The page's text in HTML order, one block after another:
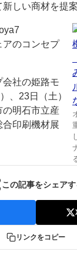
しい商材を提
アのコンセプ
社の姫路モ
、23日（土）
明石市立産
印刷機材展
この記事をシェアす
リンクをコピー